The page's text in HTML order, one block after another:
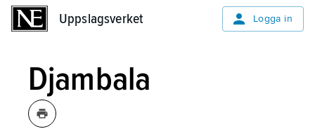
Uppslagsverket Logga in
Djambala